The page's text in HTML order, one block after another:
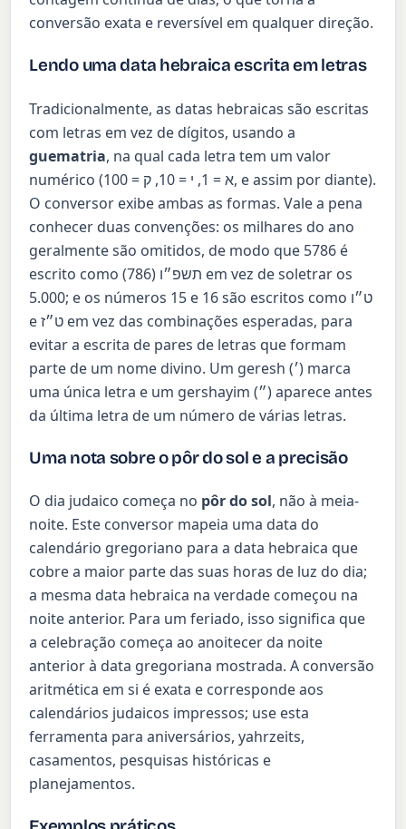
conversão exata e reversível em qualquer direção.
Lendo uma data hebraica escrita em letras
Tradicionalmente, as datas hebraicas são escritas
com letras em vez de dígitos, usando a
guematria, na qual cada letra tem um valor
numérico (א = 1, י = 10, ק = 100, e assim por diante).
O conversor exibe ambas as formas. Vale a pena
conhecer duas convenções: os milhares do ano
geralmente são omitidos, de modo que 5786 é
escrito como
תשפ״ו
(786) em vez de soletrar os
5.000; e os números 15 e 16 são escritos como ט״ו
eט״ז em vez das combinações esperadas, para
evitar a escrita de pares de letras que formam
parte de um nome divino. Um geresh (׳) marca
uma única letra e um gershayim (״) aparece antes
da última letra de um número de várias letras.
Uma nota sobre o pôr do sol e a precisão
O dia judaico começa no pôr do sol, não à meia-
noite. Este conversor mapeia uma data do
calendário gregoriano para a data hebraica que
cobre a maior parte das suas horas de luz do dia;
a mesma data hebraica na verdade começou na
noite anterior. Para um feriado, isso significa que
a celebração começa ao anoitecer da noite
anterior à data gregoriana mostrada. A conversão
aritmética em si é exata e corresponde aos
calendários judaicos impressos; use esta
ferramenta para aniversários, yahrzeits,
casamentos, pesquisas históricas e
planejamentos.